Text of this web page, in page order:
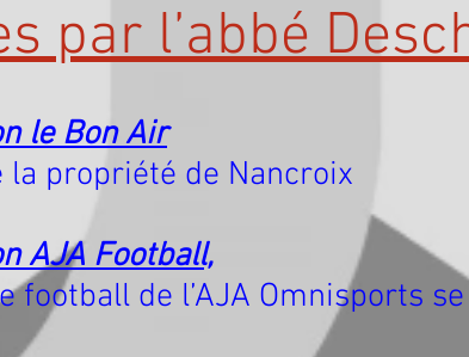
par l’abbé
le Bon Air
propriété de Nancroix
AJA Football,
de l’AJA Omnisports se